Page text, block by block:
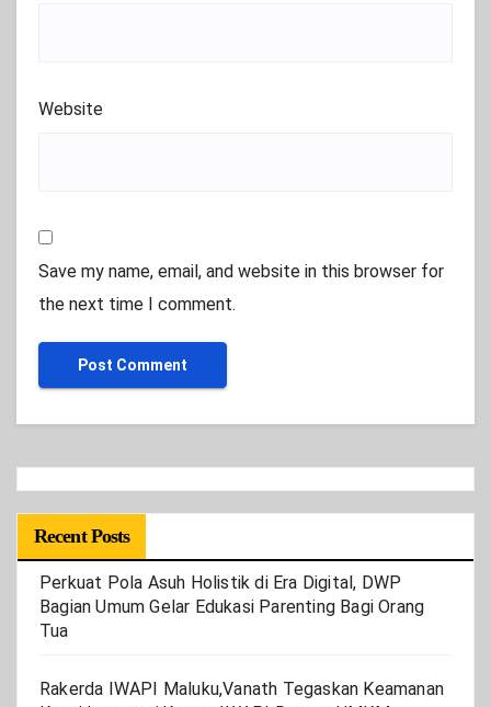
Website
Save my name, email, and website in this browser for
the next time I comment.
Recent Posts
Perkuat Pola Asuh Holistik di Era Digital, DWP
Bagian Umum Gelar Edukasi Parenting Bagi Orang
Tua
Rakerda IWAPI Maluku,Vanath Tegaskan Keamanan